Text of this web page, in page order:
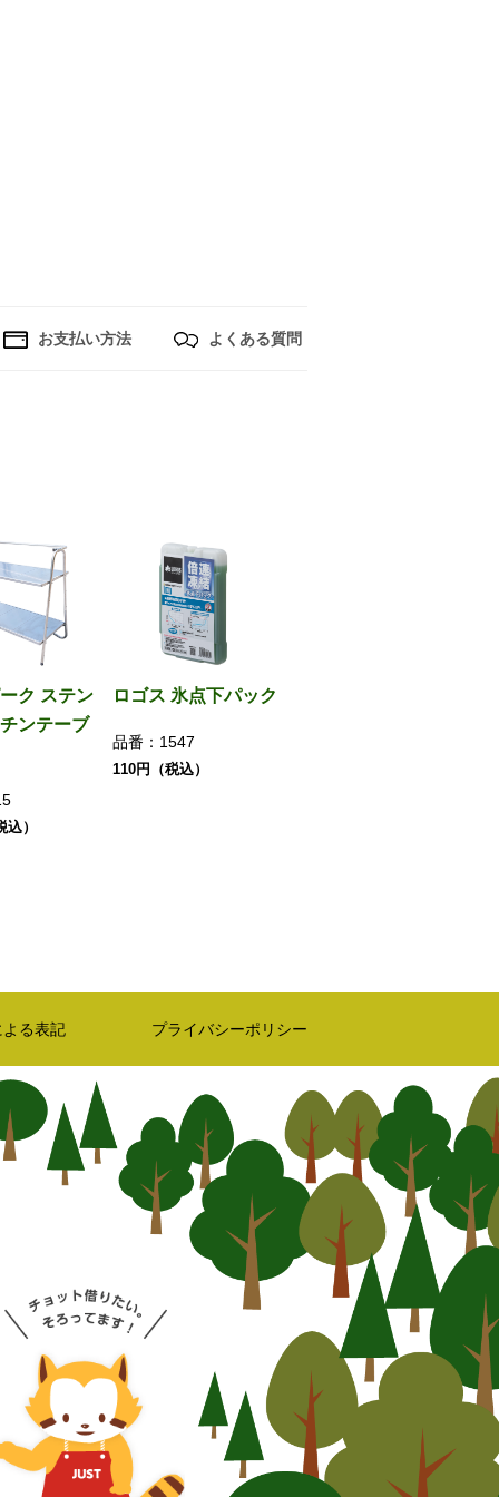
お支払い方法 よくある質問
ク ステン
ンテーブ
）
ロゴス 氷点下パック
品番： 1547
110円（税込）
る表記 プライバシーポリシー